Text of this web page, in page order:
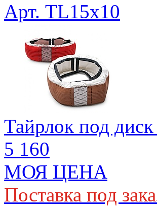
Арт. TL15x10
Тайрлок под
5 160
МОЯ ЦЕНА
Поставка под